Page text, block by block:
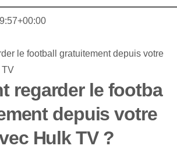
regarder le footba
depuis votre
Hulk TV ?